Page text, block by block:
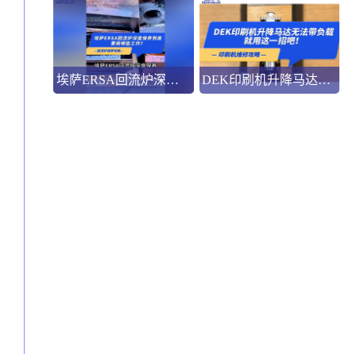
埃萨ERSA回流炉深度保养，到底要做哪些工作？ DEK印刷机升降马达无法带负载就用这一招吧！